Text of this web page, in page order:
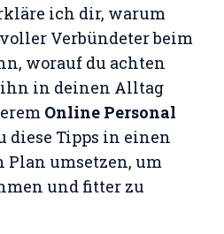
ich dir, warum
Verbündeter beim
worauf du achten
in deinen Alltag
Online Personal
diese Tipps in einen
Plan umsetzen, um
und fitter zu